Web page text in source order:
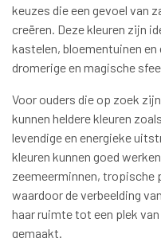
keuzes die een gevoel van
creëren. Deze kleuren zijn
kastelen, bloementuinen
dromerige en magische
Voor ouders die op zoek
kunnen heldere kleuren
levendige en energieke
kleuren kunnen goed
zeemeerminnen, tropische
waardoor de verbeelding
haar ruimte tot een plek
gemaakt.